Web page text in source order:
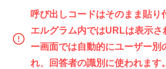
呼び出しコードはそのまま貼り
エルグラム内ではURLは表示さ
ー画面では自動的にユーザー別
れ、回答者の識別に使われます。